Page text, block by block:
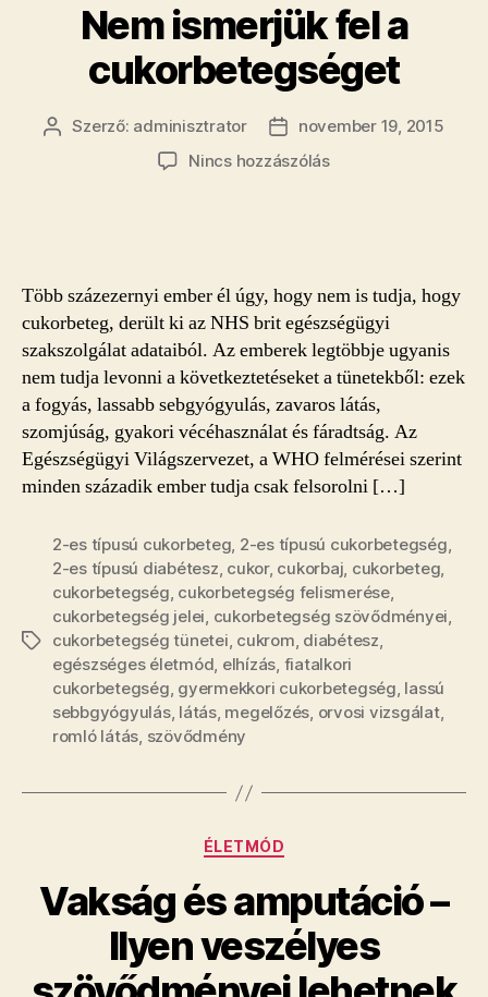
Nem ismerjük fel a
cukorbetegséget
Bejegyzés
Szerző: adminisztrator
Bejegyzés
dátuma
november 19, 2015
Nincs hozzászólása(z)
bejegyzéshez
Több százezernyi ember él úgy, hogy nem is tudja, hogy
cukorbeteg, derült ki az NHS brit egészségügyi
szakszolgálat adataiból. Az emberek legtöbbje ugyanis
nem tudja levonni a következtetéseket a tünetekből: ezek
a fogyás, lassabb sebgyógyulás, zavaros látás,
szomjúság, gyakori vécéhasználat és fáradtság. Az
Egészségügyi Világszervezet, a WHO felmérései szerint
minden századik ember tudja csak felsorolni […]
Címkék
2-es típusú cukorbeteg, 2-es típusú cukorbetegség,
2-es típusú diabétesz, cukor, cukorbaj, cukorbeteg,
cukorbetegség, cukorbetegség felismerése,
cukorbetegség jelei, cukorbetegség szövődményei,
cukorbetegség tünetei, cukrom, diabétesz,
egészséges életmód, elhízás, fiatalkori
cukorbetegség, gyermekkori cukorbetegség, lassú
sebbgyógyulás, látás, megelőzés, orvosi vizsgálat,
romló látás, szövődmény
Kategóriák
ÉLETMÓD
Vakság és amputáció –
Ilyen veszélyes